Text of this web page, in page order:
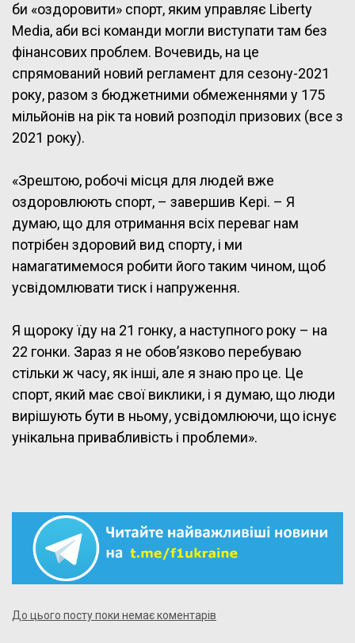
би «оздоровити» спорт, яким управляє Liberty
Media, аби всі команди могли виступати там без
фінансових проблем. Вочевидь, на це
спрямований новий регламент для сезону-2021
року, разом з бюджетними обмеженнями у 175
мільйонів на рік та новий розподіл призових (все з
2021 року).
«Зрештою, робочі місця для людей вже
оздоровлюють спорт, – завершив Кері. – Я
думаю, що для отримання всіх переваг нам
потрібен здоровий вид спорту, і ми
намагатимемося робити його таким чином, щоб
усвідомлювати тиск і напруження.
Я щороку їду на 21 гонку, а наступного року – на
22 гонки. Зараз я не обов’язково перебуваю
стільки ж часу, як інші, але я знаю про це. Це
спорт, який має свої виклики, і я думаю, що люди
вирішують бути в ньому, усвідомлюючи, що існує
унікальна привабливість і проблеми».
До цього посту поки немає коментарів